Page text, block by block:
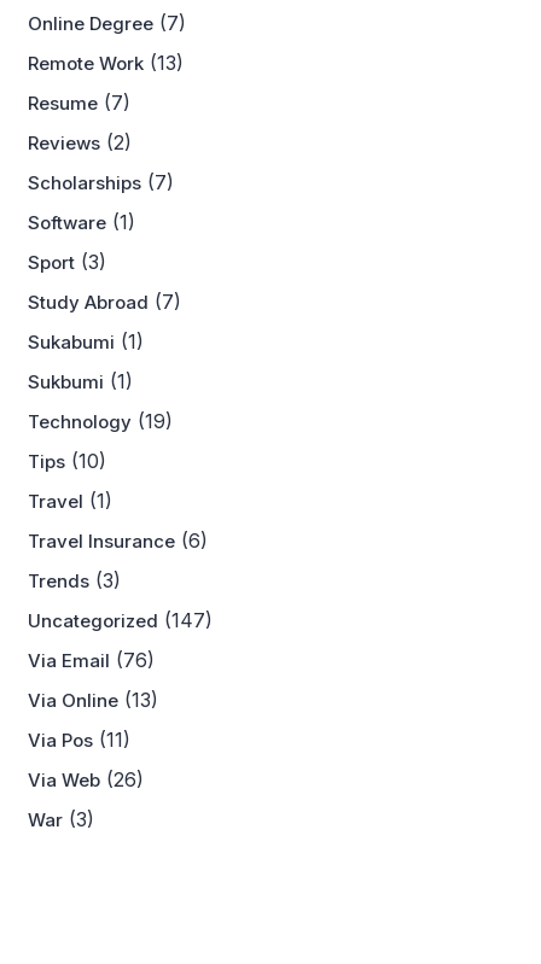
Online Degree (7)
Remote Work (13)
Resume (7)
Reviews (2)
Scholarships (7)
Software (1)
Sport (3)
Study Abroad (7)
Sukabumi (1)
Sukbumi (1)
Technology (19)
Tips (10)
Travel (1)
Travel Insurance (6)
Trends (3)
Uncategorized (147)
Via Email (76)
Via Online (13)
Via Pos (11)
Via Web (26)
War (3)